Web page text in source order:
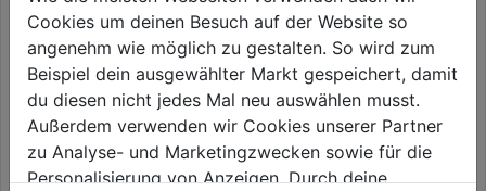
Cookies um deinen Besuch auf der Website so
angenehm wie möglich zu gestalten. So wird zum
Beispiel dein ausgewählter Markt gespeichert, damit
du diesen nicht jedes Mal neu auswählen musst.
Außerdem verwenden wir Cookies unserer Partner
zu Analyse- und Marketingzwecken sowie für die
Personalisierung von Anzeigen. Durch deine